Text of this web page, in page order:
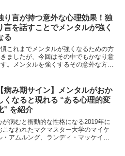
り言が持つ意外な心理効果！独
言を話すことでメンタルが強く
る
これまでメンタルが強くなるための方
ましたが、今回はその中でもかなり意
。メンタルを強くするその意外な方法
【病み期サイン】メンタルがおか
くなると現れる “ある心理的変
” を紹介
が病むと衝動的な性格になる2019年に
こなわれたマクマスター大学のマイケ
・アムルング、ランディ・マッケイブ